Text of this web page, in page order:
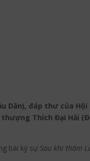
Dần), đáp thư của
Thích Đại Hải
bài ký sự Sau khi thăm